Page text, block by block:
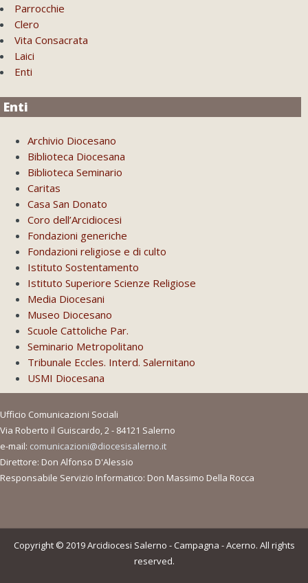
Parrocchie
Clero
Vita Consacrata
Laici
Enti
Enti
Archivio Diocesano
Biblioteca Diocesana
Biblioteca Seminario
Caritas
Casa San Donato
Coro dell’Arcidiocesi
Fondazioni generiche
Fondazioni religiose e di culto
Istituto Sostentamento
Istituto Superiore Scienze Religiose
Media Diocesani
Museo Diocesano
Scuole Cattoliche Par.
Seminario Metropolitano
Tribunale Eccles. Interd. Salernitano
USMI Diocesana
Ufficio Comunicazioni Sociali
Via Roberto il Guiscardo, 2 - 84121 Salerno
e-mail: comunicazioni@diocesisalerno.it
Direttore: Don Alfonso D'Alessio
Responsabile Servizio Informatico: Don Massimo Della Rocca
Copyright © 2019 Arcidiocesi Salerno - Campagna - Acerno. All rights
reserved.